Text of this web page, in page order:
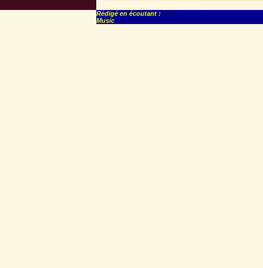
Rédigé en écoutant :
Music